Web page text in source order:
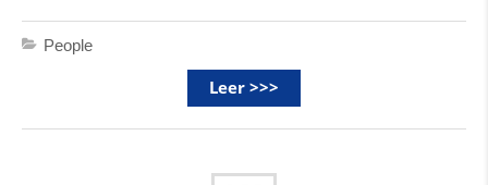
People
Leer >>>